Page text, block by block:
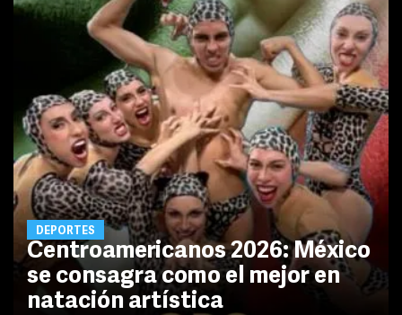
DEPORTES
Centroamericanos 2026: México
se consagra como el mejor en
natación artística